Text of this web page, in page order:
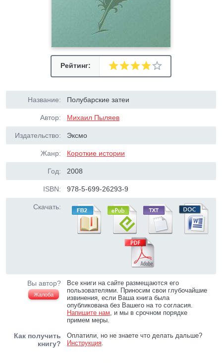
Рейтинг:
Название: Полубарские затеи
Автор: Михаил Пыляев
Издательство: Эксмо
Жанр: Короткие истории
Год: 2008
ISBN: 978-5-699-26293-9
Скачать:
Вы автор?
Жалоба
Все книги на сайте размещаются его
пользователями. Приносим свои глубочайшие
извинения, если Ваша книга была
опубликована без Вашего на то согласия.
Напишите нам, и мы в срочном порядке
примем меры.
Как получить
книгу?
Оплатили, но не знаете что делать дальше?
Инструкция.